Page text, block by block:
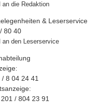
an die Redaktion
& Leserservice
80 40
an den Leserservice
8 04 24 41
/ 804 23 91